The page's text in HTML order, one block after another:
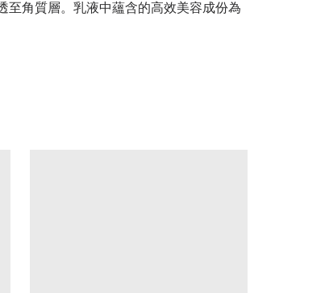
至角質層。乳液中蘊含的高效美容成份為